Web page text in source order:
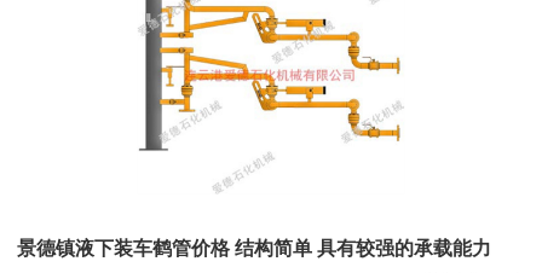
景德镇液下装车鹤管价格 结构简单 具有较强的承载能力